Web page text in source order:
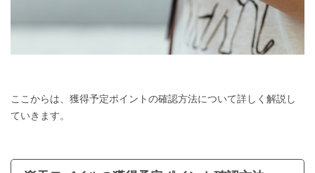
ここからは、獲得予定ポイントの確認方法について詳しく解説し
ていきます。